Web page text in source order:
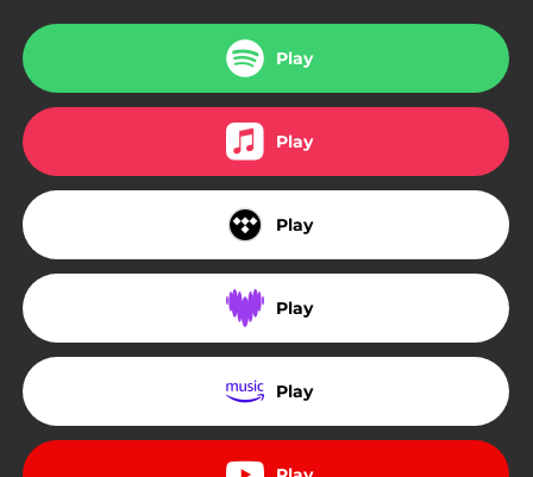
EL RUEDO
03:52
MI INFANCIA
03:49
LLEGUE A LA CIUDAD
01:56
NOS FUIMOS DE CASA
03:36
Play
Play
Play
Play
Play